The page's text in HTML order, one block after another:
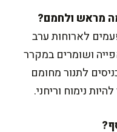
לארוחות ערב
ושומרים במקרר
לתנור מחומם